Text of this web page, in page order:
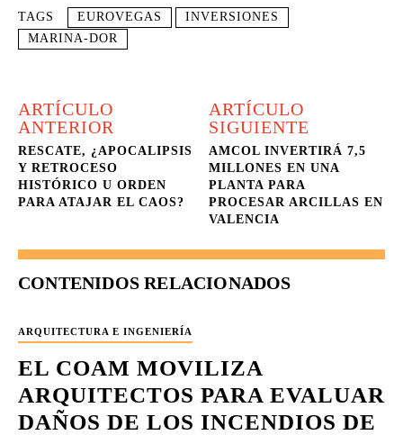
TAGS EUROVEGAS
INVERSIONES
MARINA-DOR
ARTÍCULO
ANTERIOR
RESCATE, ¿APOCALIPSIS
Y RETROCESO
HISTÓRICO U ORDEN
PARA ATAJAR EL CAOS?
ARTÍCULO
SIGUIENTE
AMCOL INVERTIRÁ 7,5
MILLONES EN UNA
PLANTA PARA
PROCESAR ARCILLAS EN
VALENCIA
CONTENIDOS RELACIONADOS
ARQUITECTURA E INGENIERÍA
EL COAM MOVILIZA
ARQUITECTOS PARA EVALUAR
DAÑOS DE LOS INCENDIOS DE